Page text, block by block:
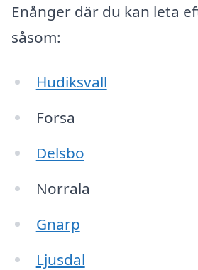
Enånger där du kan leta
såsom:
Hudiksvall
Forsa
Delsbo
Norrala
Gnarp
Ljusdal